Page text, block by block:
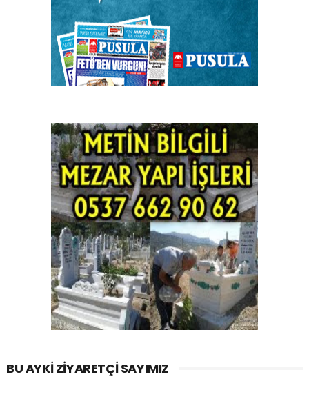
BU AYKI ZIYARETÇI SAYIMIZ